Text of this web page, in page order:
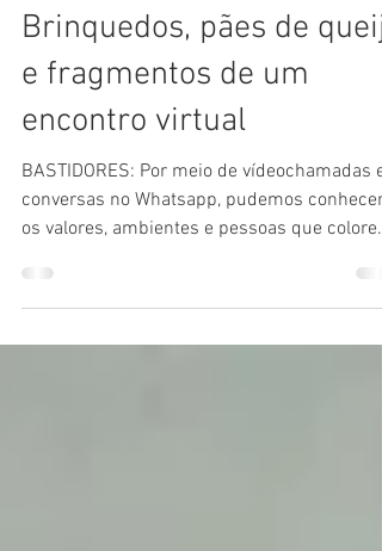
7 de jul. de 2021
3 min de leitura
BASTIDORES
Brinquedos, pães de queijo
e fragmentos de um
encontro virtual
conversas no Whatsapp, pudemos conhecer
os valores, ambientes e pessoas que colorem